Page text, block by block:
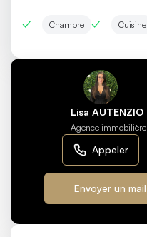
Chambre Cuisine
Lisa AUTENZIO
Agence immobilière
Appeler
Envoyer un mail